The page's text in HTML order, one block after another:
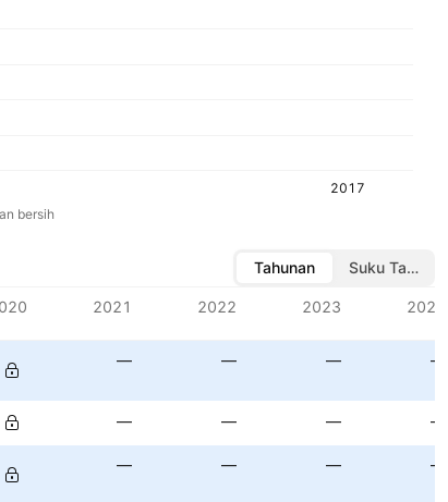
2017
bersih
Tahunan
Suku
2021 2022 2023 2024
— — — —
— — — —
— — — —